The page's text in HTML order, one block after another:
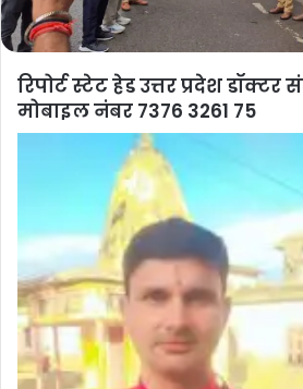
रिपोर्ट स्टेट हेड उत्तर प्रदेश
मोबाइल नंबर 7376 3261 75